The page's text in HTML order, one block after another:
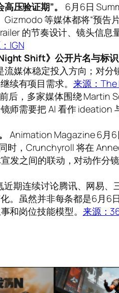
压验证期”。
6月6日
等媒体都将“预告
的节奏设计、镜头信息
IGN
Shift》公开片名与标识
媒体稳定投入方向；对分
续有项目需求。 来源：
后，多家媒体围绕 Martin
师需要把 AI 看作 ideation
Animation Magazine 6月
时，Crunchyroll 将在
发之间的联动，对动作分
近期连续讨论腾讯、网易、
。虽然并非每条都是6月6
和岗位技能模型。 来源：